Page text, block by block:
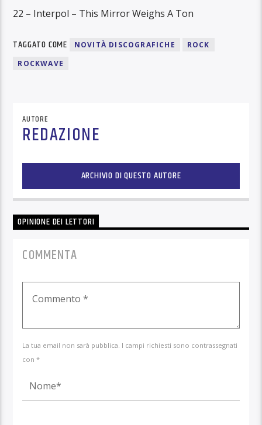
22 – Interpol – This Mirror Weighs A Ton
TAGGATO COME NOVITÀ DISCOGRAFICHE
ROCK
ROCKWAVE
AUTORE
REDAZIONE
ARCHIVIO DI QUESTO AUTORE
OPINIONE DEI LETTORI
COMMENTA
La tua email non sarà pubblica. I campi richiesti sono contrassegnati
con *